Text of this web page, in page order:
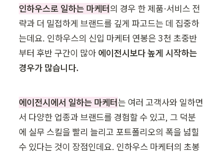
인하우스로 일하는 마케터의 경우 한 제품·서비스 전
략과 더 밀접하게 브랜드를 깊게 파고드는 데 집중하
는데요. 인하우스의 신입 마케터 연봉은 3천 초중반
부터 후반 구간이 많아 에이전시보다 높게 시작하는
경우가 많습니다.
에이전시에서 일하는 마케터는 여러 고객사와 일하면
서 다양한 업종과 브랜드를 경험할 수 있고, 그 덕분
에 실무 스킬을 빨리 늘리고 포트폴리오의 폭을 넓힐
수 있다는 것이 장점인데요. 인하우스 마케터의 초봉